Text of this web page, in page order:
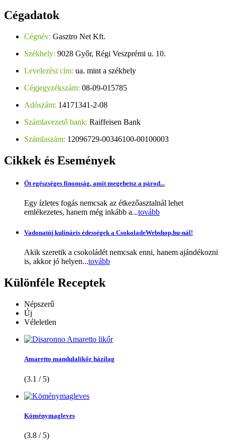
Cégadatok
Cégnév: Gasztro Net Kft.
Székhely: 9028 Győr, Régi Veszprémi u. 10.
Levelezési cím: ua. mint a székhely
Cégjegyzékszám: 08-09-015785
Adószám: 14171341-2-08
Számlavezető bank: Raiffeisen Bank
Számlaszám: 12096729-00346100-00100003
Cikkek és Események
Öt egészséges finomság, amit megehetsz a párod...
Egy ízletes fogás nemcsak az étkezőasztalnál lehet
emlékezetes, hanem még inkább a...tovább
Vadonatúj kulináris édességek a CsokoladeWebshop.hu-nál!
Akik szeretik a csokoládét nemcsak enni, hanem ajándékozni
is, akkor jó helyen...tovább
Különféle Receptek
Népszerű
Új
Véleletlen
Amaretto mandulalikőr házilag
(3.1 / 5)
Köménymagleves
(3.8 / 5)